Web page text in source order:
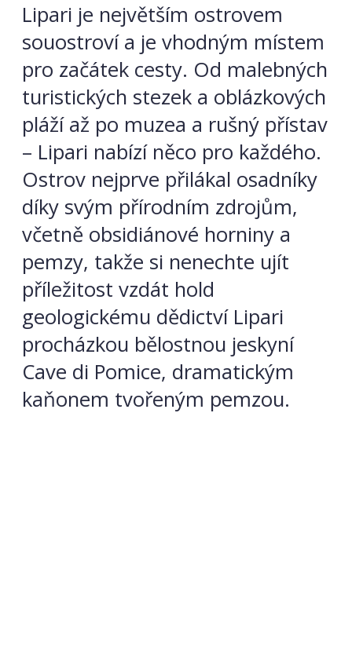
Lipari je největším ostrovem
souostroví a je vhodným místem
pro začátek cesty. Od malebných
turistických stezek a oblázkových
pláží až po muzea a rušný přístav
– Lipari nabízí něco pro každého.
Ostrov nejprve přilákal osadníky
díky svým přírodním zdrojům,
včetně obsidiánové horniny a
pemzy, takže si nenechte ujít
příležitost vzdát hold
geologickému dědictví Lipari
procházkou bělostnou jeskyní
Cave di Pomice, dramatickým
kaňonem tvořeným pemzou.